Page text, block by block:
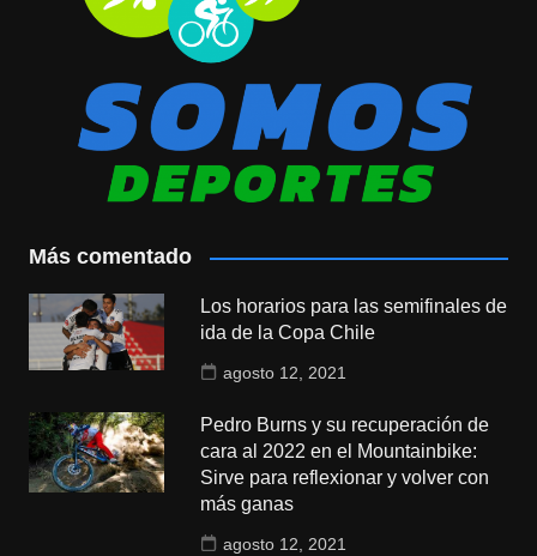
Más comentado
Los horarios para las semifinales de
ida de la Copa Chile
agosto 12, 2021
Pedro Burns y su recuperación de
cara al 2022 en el Mountainbike:
Sirve para reflexionar y volver con
más ganas
agosto 12, 2021